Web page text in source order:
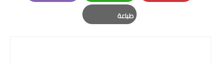
Whatsapp
طباعة